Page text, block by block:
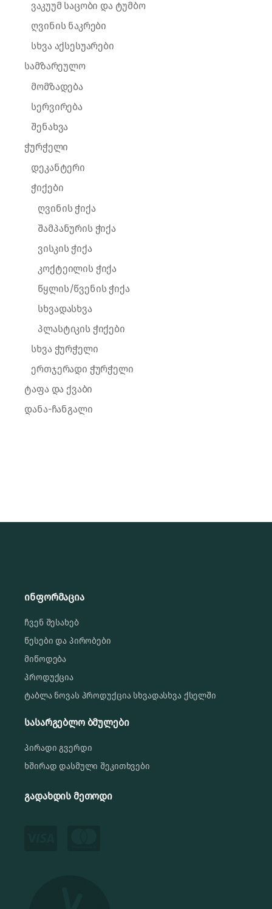
ვაკუუმ საცობი და ტუმბო
ღვინის ნაკრები
სხვა აქსესუარები
სამზარეულო
მომზადება
სერვირება
შენახვა
ჭურჭელი
დეკანტერი
ჭიქები
ღვინის ჭიქა
შამპანურის ჭიქა
ვისკის ჭიქა
კოქტეილის ჭიქა
წყლის/წვენის ჭიქა
სხვადასხვა
პლასტიკის ჭიქები
სხვა ჭურჭელი
ერთჯერადი ჭურჭელი
ტაფა და ქვაბი
დანა-ჩანგალი
ინფორმაცია
ჩვენ შესახებ
წესები და პირობები
მიწოდება
პროდუქცია
ტაბლა ნოვას პროდუქცია სხვადასხვა ქსელში
სასარგებლო ბმულები
პირადი გვერდი
ხშირად დასმული შეკითხვები
გადახდის მეთოდი